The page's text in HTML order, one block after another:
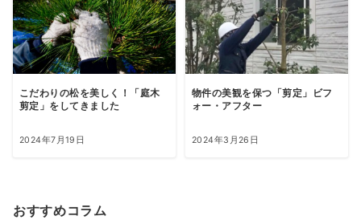
こだわりの松を美しく！「庭木
剪定」をしてきました
2024年7月19日
物件の美観を保つ「剪定」ビフ
ォー・アフター
2024年3月26日
おすすめコラム